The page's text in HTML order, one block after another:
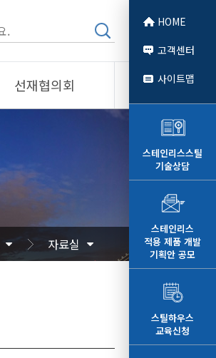
선재협의회
선재협의회
알림/자료
사진/영상
자료실
HOME
고객센터
사이트맵
스테인리스스틸
기술상담
스테인리스
적용 제품 개발
기획안 공모
스틸하우스
교육신청